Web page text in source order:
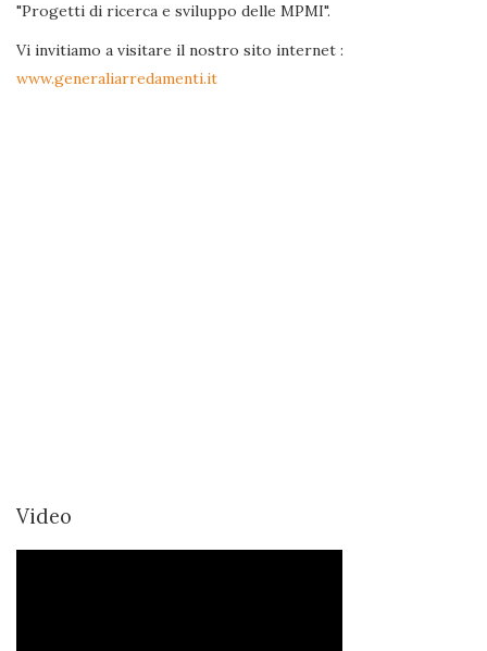
"Progetti di ricerca e sviluppo delle MPMI".
Vi invitiamo a visitare il nostro sito internet :
www.generaliarredamenti.it
Video